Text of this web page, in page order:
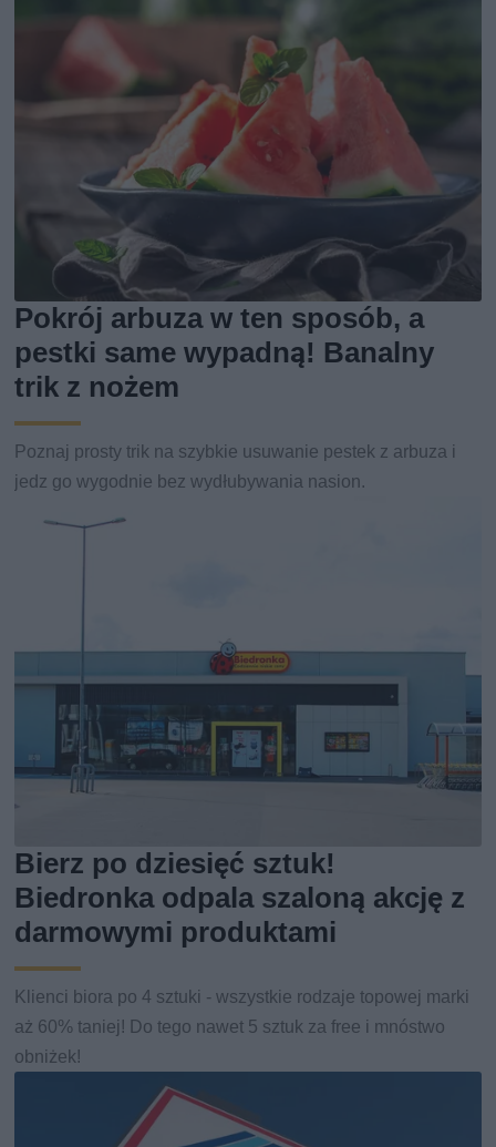
Pokrój arbuza w ten sposób, a
pestki same wypadną! Banalny
trik z nożem
Poznaj prosty trik na szybkie usuwanie pestek z arbuza i
jedz go wygodnie bez wydłubywania nasion.
Bierz po dziesięć sztuk!
Biedronka odpala szaloną akcję z
darmowymi produktami
Klienci biora po 4 sztuki - wszystkie rodzaje topowej marki
aż 60% taniej! Do tego nawet 5 sztuk za free i mnóstwo
obniżek!